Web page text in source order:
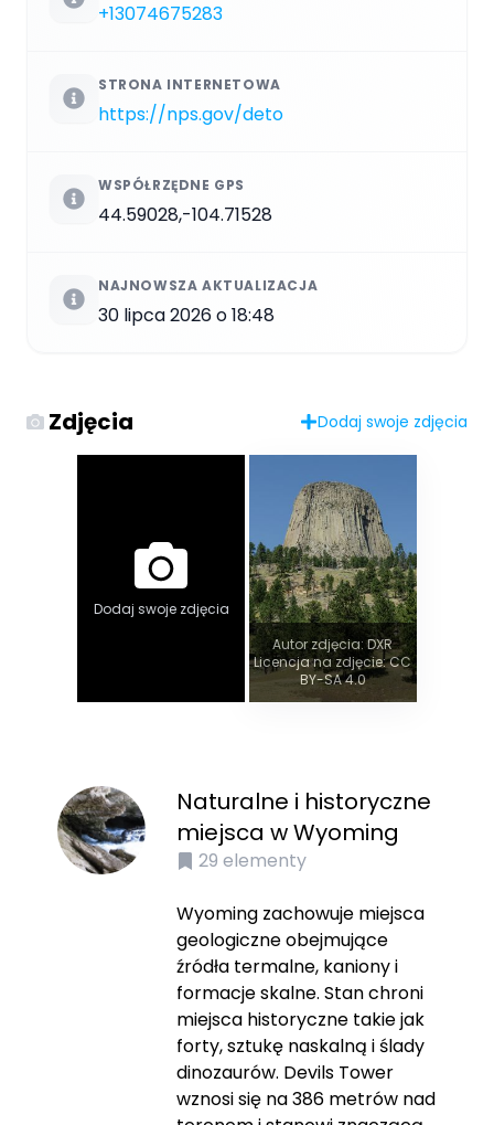
+13074675283
STRONA INTERNETOWA
https://nps.gov/deto
WSPÓŁRZĘDNE GPS
44.59028,-104.71528
NAJNOWSZA AKTUALIZACJA
30 lipca 2026 o 18:48
Zdjęcia Dodaj swoje zdjęcia
Dodaj swoje zdjęcia
Autor zdjęcia: DXR
Licencja na zdjęcie: CC
BY-SA 4.0
Naturalne i historyczne
miejsca w Wyoming
29 elementy
Wyoming zachowuje miejsca
geologiczne obejmujące
źródła termalne, kaniony i
formacje skalne. Stan chroni
miejsca historyczne takie jak
forty, sztukę naskalną i ślady
dinozaurów. Devils Tower
wznosi się na 386 metrów nad